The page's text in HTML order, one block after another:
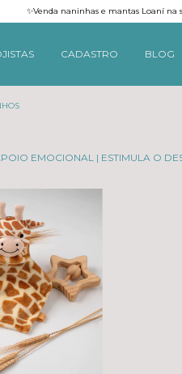
✨Venda naninhas e mantas Loaní na
CADASTRO BLOG
EMOCIONAL | ESTIMULA O